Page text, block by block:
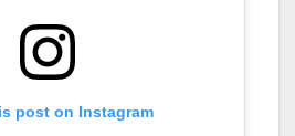
post on Instagram